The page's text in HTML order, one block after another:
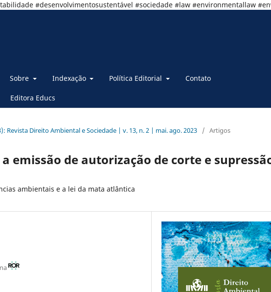
#desenvolvimentosustentável #sociedade #law #environmentallaw
Sobre Indexação Política Editorial Contato
Editora Educs
Revista Direito Ambiental e Sociedade | v. 13, n. 2 | mai. ago. 2023 / Artigos
emissão de autorização de corte e
ambientais e a lei da mata atlântica